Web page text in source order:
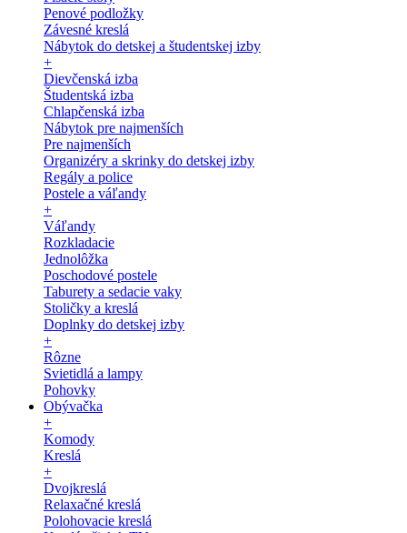
Penové podložky
Závesné kreslá
Nábytok do detskej a študentskej izby
+
Dievčenská izba
Študentská izba
Chlapčenská izba
Nábytok pre najmenších
Pre najmenších
Organizéry a skrinky do detskej izby
Regály a police
Postele a váľandy
+
Váľandy
Rozkladacie
Jednolôžka
Poschodové postele
Taburety a sedacie vaky
Stoličky a kreslá
Doplnky do detskej izby
+
Rôzne
Svietidlá a lampy
Pohovky
Obývačka
+
Komody
Kreslá
+
Dvojkreslá
Relaxačné kreslá
Polohovacie kreslá